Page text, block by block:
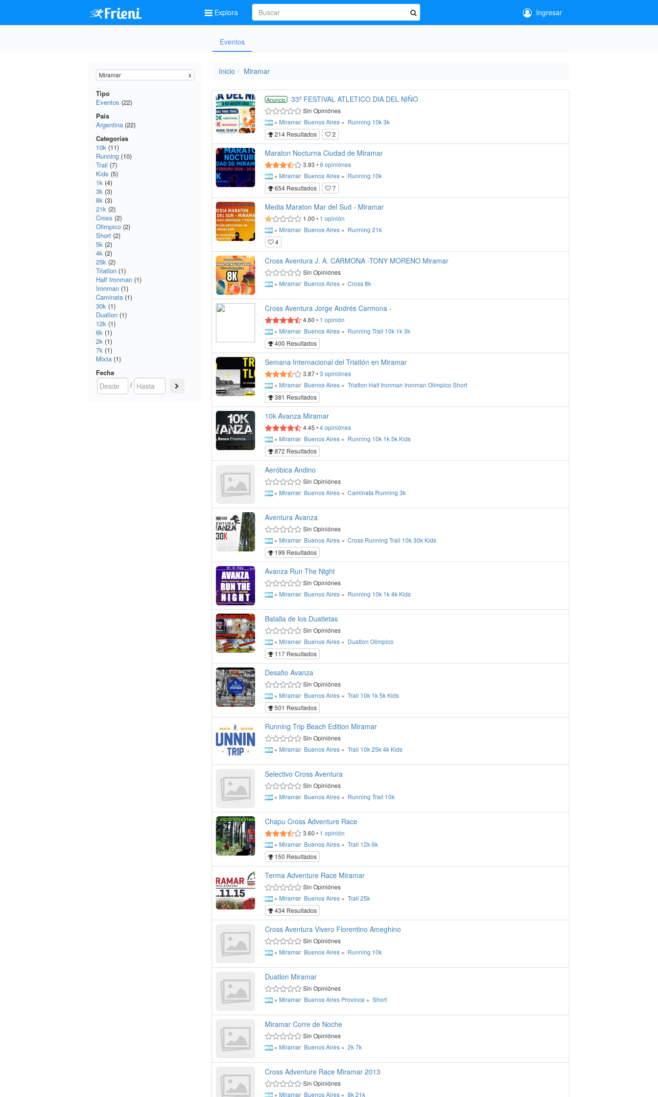
Explora Ingresar
Eventos
Miramar x
Tipo
Eventos (22)
País
Argentina (22)
Categorías
10k (11)
Running (10)
Trail (7)
Kids (5)
1k (4)
3k (3)
8k (3)
21k (2)
Cross (2)
Olimpico (2)
Short (2)
5k (2)
4k (2)
25k (2)
Triatlon (1)
Half Ironman (1)
Ironman (1)
Caminata (1)
30k (1)
Duatlon (1)
12k (1)
6k (1)
2k (1)
7k (1)
Mixta (1)
Fecha
/
Inicio Miramar
Anuncio 33º FESTIVAL ATLETICO DIA DEL NIÑO
Sin Opiniónes
» Miramar Buenos Aires» Running 10k 3k
214 Resultados
2
Maraton Nocturna Ciudad de Miramar
3.93 •9 opiniónes
» Miramar Buenos Aires» Running 10k
654 Resultados
7
Media Maraton Mar del Sud - Miramar
1.00 • 1 opinión
» Miramar Buenos Aires» Running 21k
4
Cross Aventura J. A. CARMONA -TONY MORENO Miramar
Sin Opiniónes
» Miramar Buenos Aires» Cross 8k
Cross Aventura Jorge Andrés Carmona -
4.60 • 1 opinión
» Miramar Buenos Aires» Running Trail 10k 1k 3k
400 Resultados
Semana Internacional del Triatlón en Miramar
3.87•3 opiniónes
» Miramar Buenos Aires» Triatlon Half Ironman Ironman Olimpico Short
381 Resultados
10k Avanza Miramar
4.45 •4opiniónes
» Miramar Buenos Aires» Running 10k 1k 5k Kids
872 Resultados
Aeróbica Andino
Sin Opiniónes
» Miramar Buenos Aires» Caminata Running 3k
Aventura Avanza
Sin Opiniónes
» Miramar Buenos Aires» Cross Running Trail 10k 30k Kids
199 Resultados
Avanza Run The Night
Sin Opiniónes
» Miramar Buenos Aires» Running 10k 1k 4k Kids
Batalla de los Duatletas
Sin Opiniónes
» Miramar Buenos Aires» Duatlon Olimpico
117 Resultados
Desafio Avanza
Sin Opiniónes
» Miramar Buenos Aires» Trail 10k 1k 5k Kids
501 Resultados
Running Trip Beach Edition Miramar
Sin Opiniónes
» Miramar Buenos Aires» Trail 10k 25k 4k Kids
Selectivo Cross Aventura
Sin Opiniónes
» Miramar Buenos Aires» Running Trail 10k
Chapu Cross Adventure Race
3.60 • 1 opinión
» Miramar Buenos Aires» Trail 12k 6k
150 Resultados
Terma Adventure Race Miramar
Sin Opiniónes
» Miramar Buenos Aires» Trail 25k
434 Resultados
Cross Aventura Vivero Florentino Ameghino
Sin Opiniónes
» Miramar Buenos Aires» Running 10k
Duatlon Miramar
Sin Opiniónes
» Miramar Buenos Aires Province » Short
Miramar Corre de Noche
Sin Opiniónes
» Miramar Buenos Aires» 2k 7k
Cross Adventure Race Miramar 2013
Sin Opiniónes
» Miramar Buenos Aires» 8k 21k